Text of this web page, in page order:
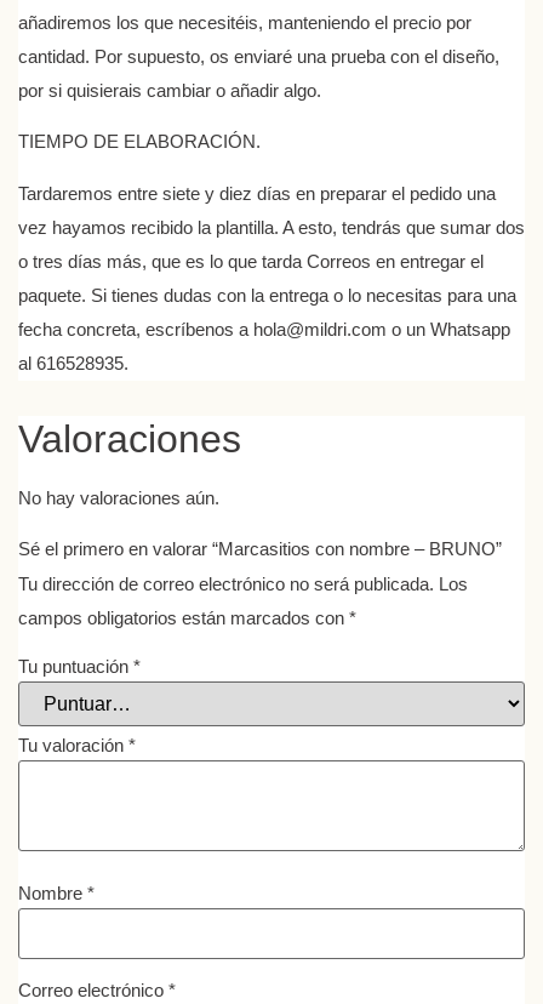
añadiremos los que necesitéis, manteniendo el precio por
cantidad. Por supuesto, os enviaré una prueba con el diseño,
por si quisierais cambiar o añadir algo.
TIEMPO DE ELABORACIÓN.
Tardaremos entre siete y diez días en preparar el pedido una
vez hayamos recibido la plantilla. A esto, tendrás que sumar dos
o tres días más, que es lo que tarda Correos en entregar el
paquete. Si tienes dudas con la entrega o lo necesitas para una
fecha concreta, escríbenos a hola@mildri.com o un Whatsapp
al 616528935.
Valoraciones
No hay valoraciones aún.
Sé el primero en valorar “Marcasitios con nombre – BRUNO”
Tu dirección de correo electrónico no será publicada. Los
campos obligatorios están marcados con *
Tu puntuación *
Tu valoración *
Nombre *
Correo electrónico *